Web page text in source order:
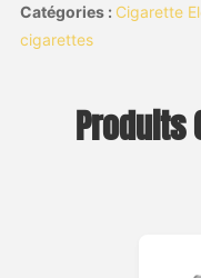
Catégories : Cigarette
cigarettes
Produits